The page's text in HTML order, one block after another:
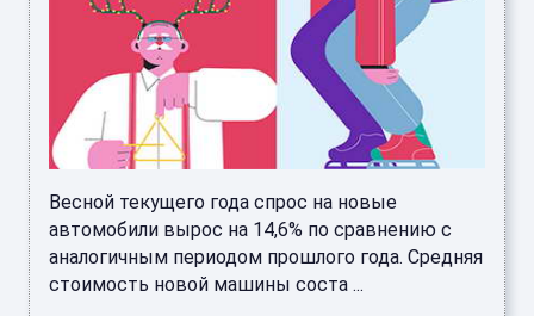
Весной текущего года спрос на новые
автомобили вырос на 14,6% по сравнению с
аналогичным периодом прошлого года. Средняя
стоимость новой машины соста ...